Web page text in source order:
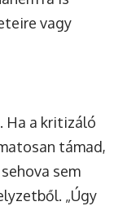
vagy
Ha a kritizáló
támad,
sem
„Úgy